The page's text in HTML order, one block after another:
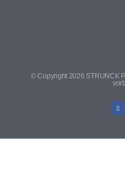
© Copyright 2026 STRUNCK